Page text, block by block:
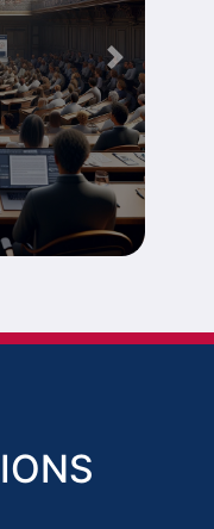
Découvrir
Next